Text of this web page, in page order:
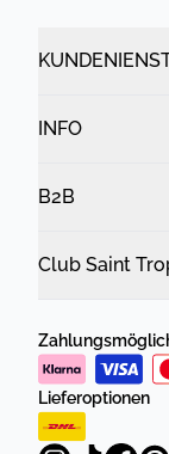
INFO
B2B
Club Saint
Lieferoptionen